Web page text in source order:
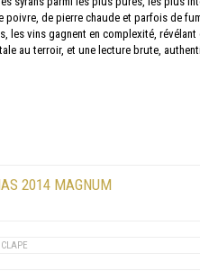
de pierre chaude et parfois de
vins gagnent en complexité,
au terroir, et une lecture brute,
2014 MAGNUM